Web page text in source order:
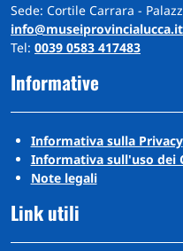
Sede: Cortile Carrara -
info@museiprovincialucca.it
Tel: 0039 0583 417483
Informative
Informativa sulla Privacy
Informativa sull'uso dei
Note legali
Link utili